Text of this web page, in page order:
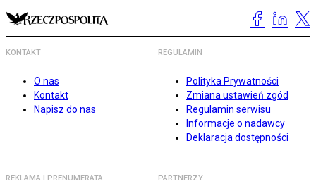
KONTAKT
O nas
Kontakt
Napisz do nas
REGULAMIN
Polityka Prywatności
Zmiana ustawień zgód
Regulamin serwisu
Informacje o nadawcy
Deklaracja dostępności
REKLAMA I PRENUMERATA PARTNERZY